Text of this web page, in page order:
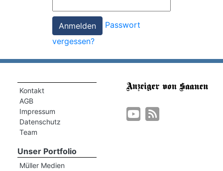
Passwort
vergessen?
Kontakt
AGB
Impressum
Datenschutz
Team
Unser Portfolio
Müller Medien